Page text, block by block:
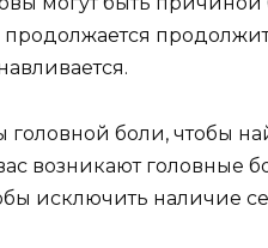
головной боли, чтобы
возникают головные
исключить наличие